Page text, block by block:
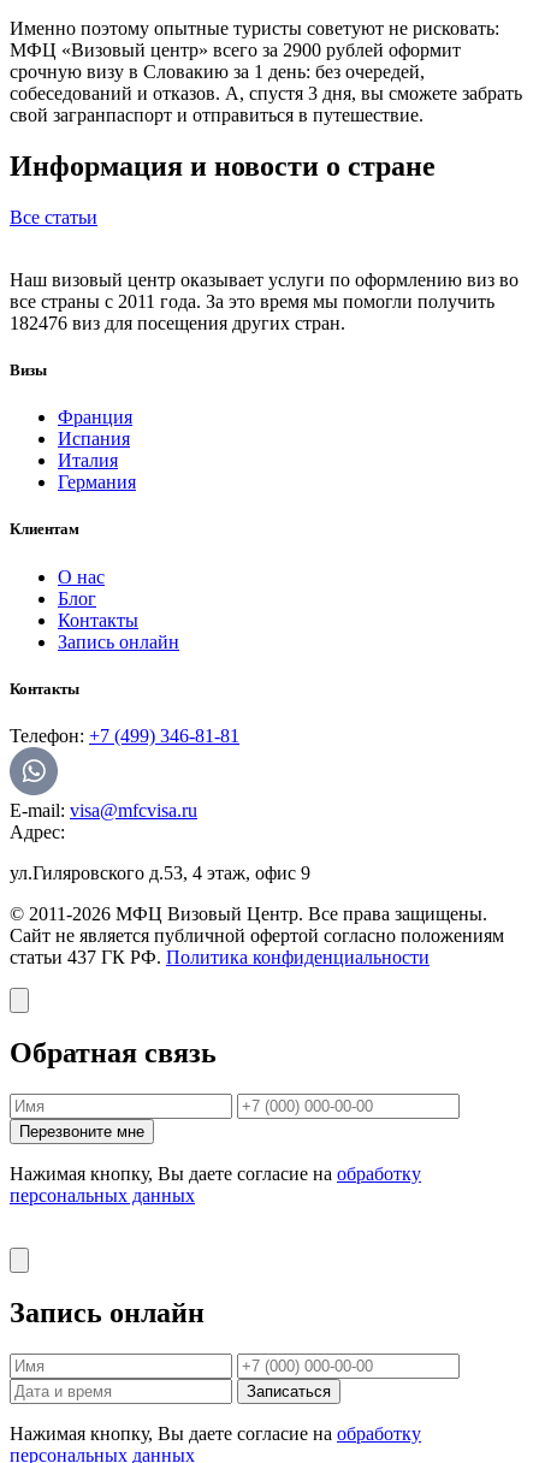
Именно поэтому опытные туристы советуют не рисковать:
МФЦ «Визовый центр» всего за 2900 рублей оформит
срочную визу в Словакию за 1 день: без очередей,
собеседований и отказов. А, спустя 3 дня, вы сможете забрать
свой загранпаспорт и отправиться в путешествие.
Информация и новости о стране
Все статьи
Наш визовый центр оказывает услуги по оформлению виз во
все страны с 2011 года. За это время мы помогли получить
182476 виз для посещения других стран.
Визы
Франция
Испания
Италия
Германия
Клиентам
О нас
Блог
Контакты
Запись онлайн
Контакты
Телефон: +7 (499) 346-81-81
E-mail: visa@mfcvisa.ru
Адрес:
ул.Гиляровского д.53, 4 этаж, офис 9
© 2011-2026 МФЦ Визовый Центр. Все права защищены.
Сайт не является публичной офертой согласно положениям
статьи 437 ГК РФ. Политика конфиденциальности
Обратная связь
Перезвоните мне
Нажимая кнопку, Вы даете согласие на обработку
персональных данных
Запись онлайн
Записаться
Нажимая кнопку, Вы даете согласие на обработку
персональных данных